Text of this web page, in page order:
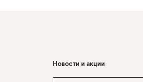
Новости и акции